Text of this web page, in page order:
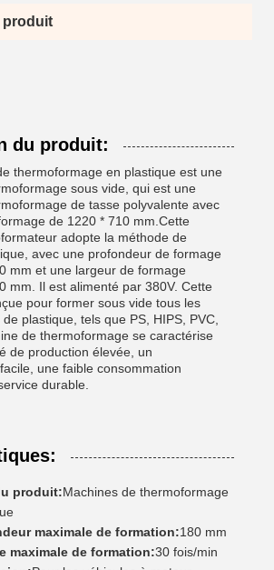
produit
du produit:
thermoformage en plastique est une
sous vide, qui est une
de tasse polyvalente avec
de 1220 * 710 mm.Cette
adopte la méthode de
avec une profondeur de formage
mm et une largeur de formage
mm. Il est alimenté par 380V. Cette
pour former sous vide tous les
plastique, tels que PS, HIPS, PVC,
de thermoformage se caractérise
de production élevée, un
une faible consommation
durable.
produit:Machines de thermoformage
maximale de formation:180 mm
maximale de formation:30 fois/min